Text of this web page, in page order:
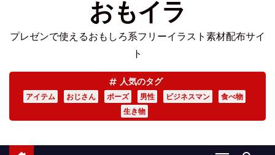
おもイラ
プレゼンで使えるおもしろ系フリーイラスト素材配布サイ
ト
人気のタグ
アイテム おじさん ポーズ 男性 ビジネスマン
食べ物
生き物